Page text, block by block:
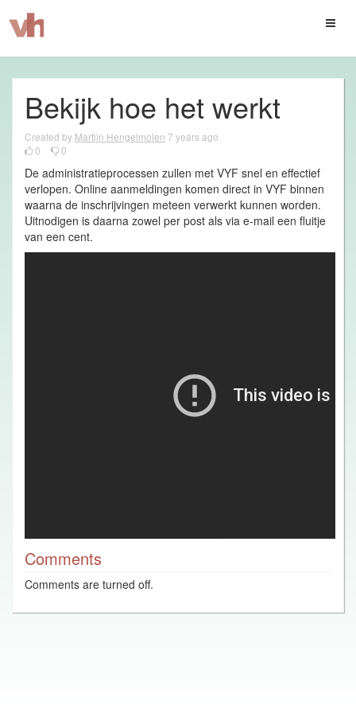
Bekijk hoe het werkt
Created by Martijn Hengelmolen 7 years ago
0
0
De administratieprocessen zullen met VYF snel en effectief
verlopen. Online aanmeldingen komen direct in VYF binnen
waarna de inschrijvingen meteen verwerkt kunnen worden.
Uitnodigen is daarna zowel per post als via e-mail een fluitje
van een cent.
Comments
Comments are turned off.